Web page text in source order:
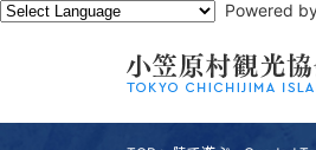
Powered